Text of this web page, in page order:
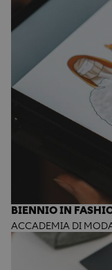
BIENNIO IN
ACCADEMIA DI